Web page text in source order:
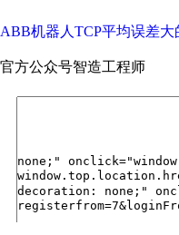
ABB机器人TCP平均误差大
官方公众号智造工程师